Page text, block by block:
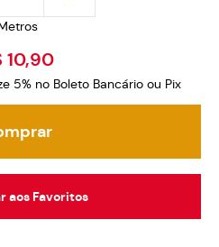
10,90
5% no Boleto Bancário ou Pix
aos Favoritos